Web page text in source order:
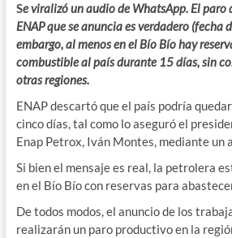
Se viralizó un audio de WhatsApp. El paro
ENAP que se anuncia es verdadero (fecha
embargo, al menos en el Bío Bío hay
combustible al país durante 15 días, sin
otras regiones.
ENAPdescartó que el país podría
cinco días, tal como lo aseguró el
Enap Petrox, Iván Montes, mediante un
Si bien el mensaje es real, la petrolera
en el Bío Bío con reservas para
De todos modos, el anuncio de los
realizarán un paro productivo en la